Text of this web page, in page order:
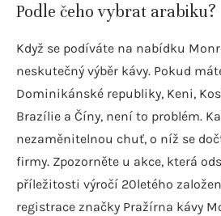
Podle čeho vybrat arabiku?
Když se podíváte na nabídku
neskutečný výběr kávy. Pokud
Dominikánské republiky, Keni,
Brazílie a Číny, není to problém.
nezaměnitelnou chuť, o níž se
firmy. Zpozorněte u akce, která
příležitosti výročí 20letého
registrace značky Pražírna kávy